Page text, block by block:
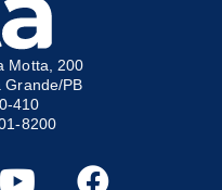
Motta, 200
Grande/PB
410
8200